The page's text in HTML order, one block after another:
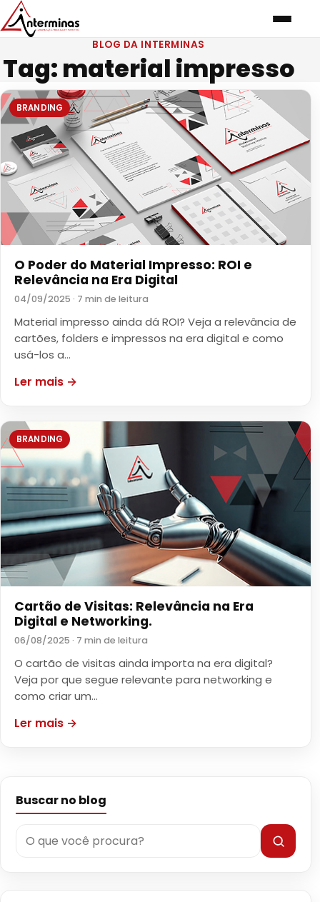
BLOG DA INTERMINAS
Tag:material impresso
BRANDING
O Poder do Material Impresso: ROI e
Relevância na Era Digital
04/09/2025 · 7 min de leitura
Material impresso ainda dá ROI? Veja a relevância de
cartões, folders e impressos na era digital e como
usá-los a…
Ler mais →
BRANDING
Cartão de Visitas: Relevância na Era
Digital e Networking.
06/08/2025 · 7 min de leitura
O cartão de visitas ainda importa na era digital?
Veja por que segue relevante para networking e
como criar um…
Ler mais →
Buscar no blog